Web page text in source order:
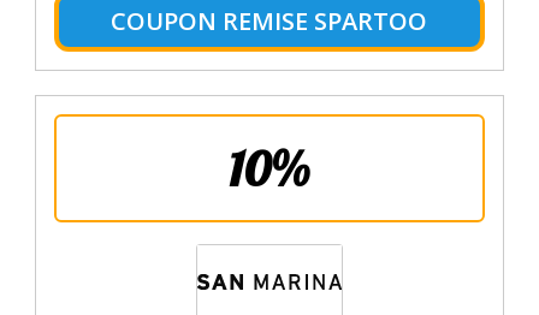
COUPON REMISE SPARTOO
10%